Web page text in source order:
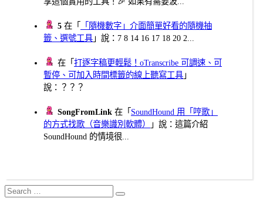
5 在「
「隨機數字」介面簡單好看的隨機抽
籤、選號工具 」說：7 8 14 16 17 18 20 2...
在「打逐字稿更輕鬆！oTranscribe 可調速、可
暫停、可加入時間標籤的線上聽寫工具 」
說：？？？
SongFromLink 在「 SoundHound 用「哼歌」
的方式找歌（音樂識別軟體）
」說：這篇介紹
SoundHound 的情境很...
Search
for:
Search